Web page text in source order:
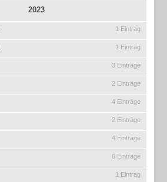
2023
1 Eintrag
1 Eintrag
3 Einträge
2 Einträge
4 Einträge
2 Einträge
4 Einträge
6 Einträge
1 Eintrag